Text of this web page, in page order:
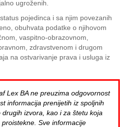
ugroženih.
pojedinca i sa njim povezanih
obuhvata podatke o njihovom
vaspitno-obrazovnom,
zdravstvenom i drugom
na ostvarivanje prava i usluga iz
Lex BA ne preuzima odgovornost
informacija prenijetih iz spoljnih
izvora, kao i za štetu koja
Sve informacije